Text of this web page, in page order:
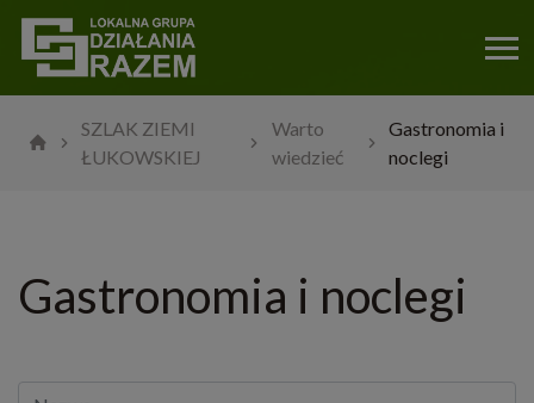
SZLAK ZIEMI
ŁUKOWSKIEJ
Warto
wiedzieć
Gastronomia i
noclegi
Gastronomia i noclegi